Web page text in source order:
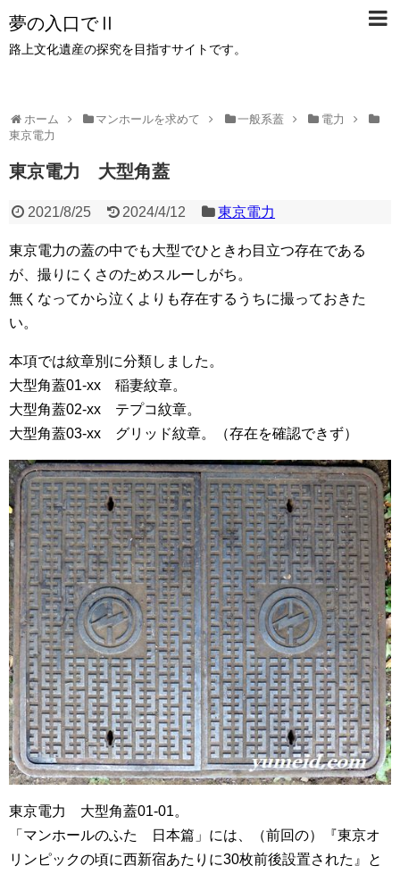
夢の入口でⅡ
路上文化遺産の探究を目指すサイトです。
ホーム マンホールを求めて 一般系蓋
電力
東京電力
東京電力 大型角蓋
2021/8/25 2024/4/12 東京電力
東京電力の蓋の中でも大型でひときわ目立つ存在である
が、撮りにくさのためスルーしがち。
無くなってから泣くよりも存在するうちに撮っておきた
い。
本項では紋章別に分類しました。
大型角蓋01-xx 稲妻紋章。
大型角蓋02-xx テプコ紋章。
大型角蓋03-xx グリッド紋章。（存在を確認できず）
東京電力 大型角蓋01-01。
「マンホールのふた 日本篇」には、（前回の）『東京オ
リンピックの頃に西新宿あたりに30枚前後設置された』と